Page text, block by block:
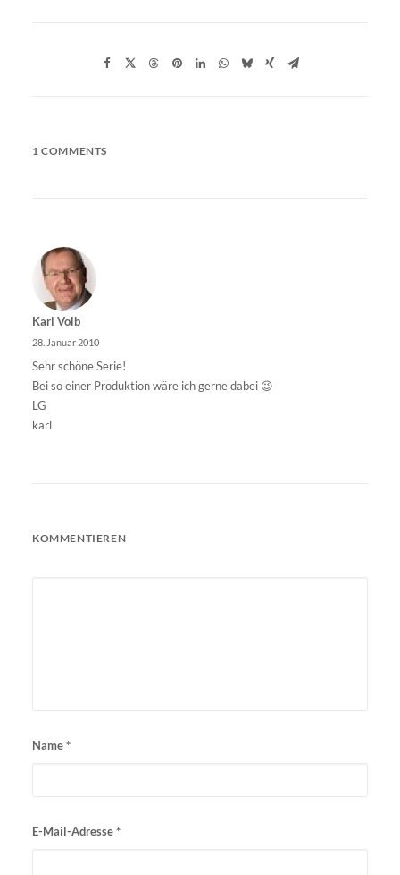
1 COMMENTS
Karl Volb
28. Januar 2010
Sehr schöne Serie!
Bei so einer Produktion wäre ich gerne dabei 😉
LG
karl
KOMMENTIEREN
Name*
E-Mail-Adresse*